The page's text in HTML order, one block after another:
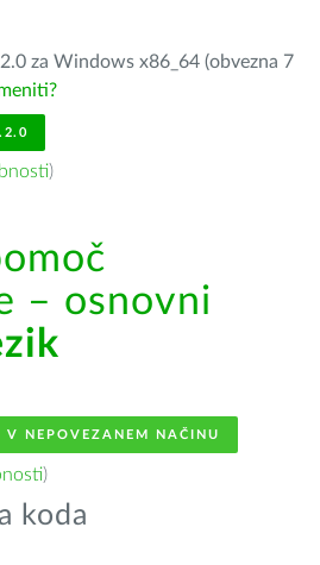
za Windows x86_64 (obvezna 7
)
– osnovni
V NEPOVEZANEM NAČINU
)
koda